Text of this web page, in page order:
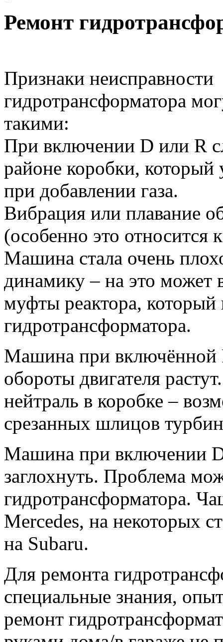
Ремонт
Признаки неисправности
гидротрансформатора
такими:
При включении D или R
районе коробки, который
при добавлении газа.
Вибрация или плавание
(особенно это относится
Машина стала очень
динамику – на это может
муфты реактора, который
гидротрансформатора.
Машина при включённой
обороты двигателя
нейтраль в коробке –
срезанных шлицов
Машина при включении D
заглохнуть. Проблема
гидротрансформатора.
Mercedes, на некоторых
на Subaru.
Для ремонта
специальные знания,
ремонт